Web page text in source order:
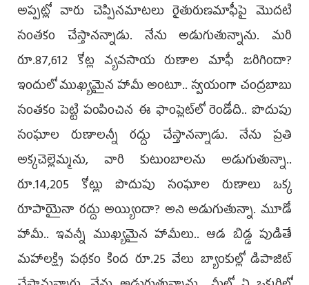
అప్పట్లో వారు చెప్పినమాటలు రైతురుణమాఫీపై మొదటి
సంతకం చేస్తానన్నాడు. నేను అడుగుతున్నాను. మరి
రూ.87,612 కోట్ల వ్యవసాయ రుణాల మాఫీ జరిగిందా?
ఇందులో ముఖ్యమైన హామీ అంటూ.. స్వయంగా చంద్రబాబు
సంతకం పెట్టి పంపించిన ఈ ఫాంప్లెట్‌లో రెండోది.. పొదుపు
సంఘాల రుణాలన్నీ రద్దు చేస్తానన్నాడు. నేను ప్రతి
అక్కచెల్లెమ్మను, వారి కుటుంబాలను అడుగుతున్నా..
రూ.14,205 కోట్లు పొదుపు సంఘాల రుణాలు ఒక్క
రూపాయైనా రద్దు అయ్యిందా? అని అడుగుతున్నా. మూడో
హామీ.. ఇవన్నీ ముఖ్యమైన హామీలు.. ఆడ బిడ్డ పుడితే
మహాలక్ష్మి పథకం కింద రూ.25 వేలు బ్యాంకుల్లో డిపాజిట్